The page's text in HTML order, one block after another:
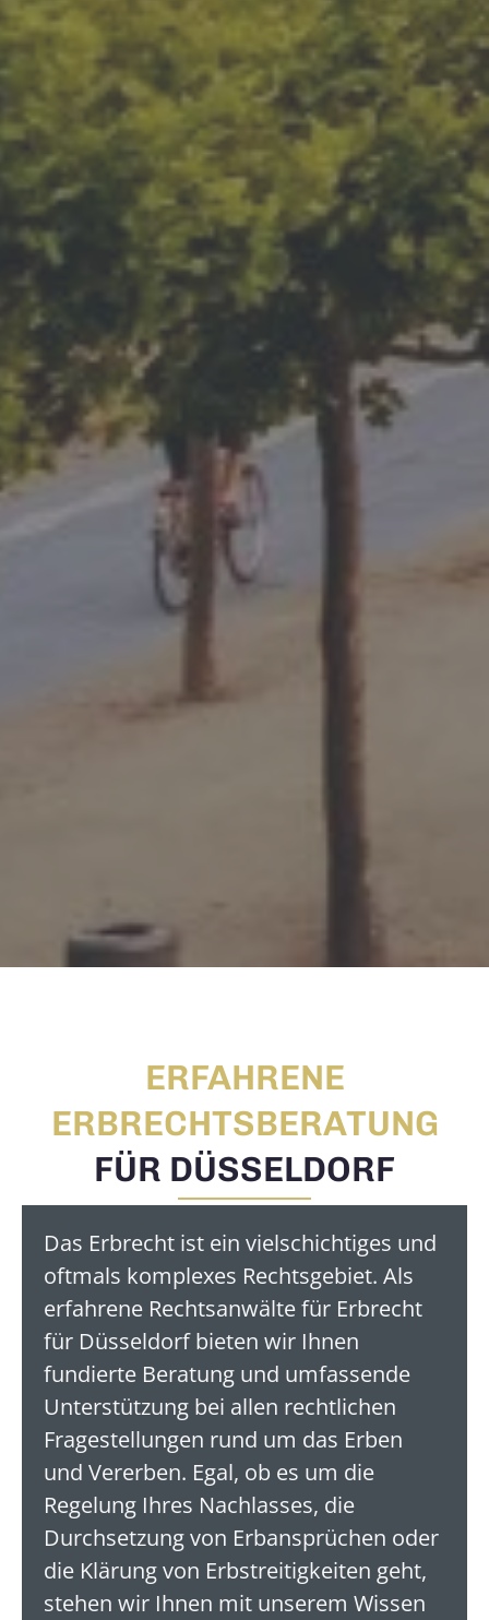
ERFAHRENE
ERBRECHTSBERATUNG
FÜR DÜSSELDORF
Das Erbrecht ist ein vielschichtiges und
oftmals komplexes Rechtsgebiet. Als
erfahrene Rechtsanwälte für Erbrecht
für Düsseldorf bieten wir Ihnen
fundierte Beratung und umfassende
Unterstützung bei allen rechtlichen
Fragestellungen rund um das Erben
und Vererben. Egal, ob es um die
Regelung Ihres Nachlasses, die
Durchsetzung von Erbansprüchen oder
die Klärung von Erbstreitigkeiten geht,
stehen wir Ihnen mit unserem Wissen